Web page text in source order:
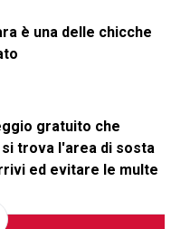
è una delle chicche
gratuito che
trova l'area di sosta
ed evitare le multe